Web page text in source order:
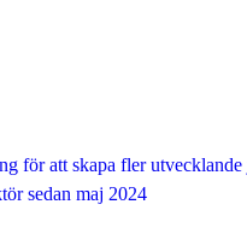
för att skapa fler utvecklande
sedan maj 2024